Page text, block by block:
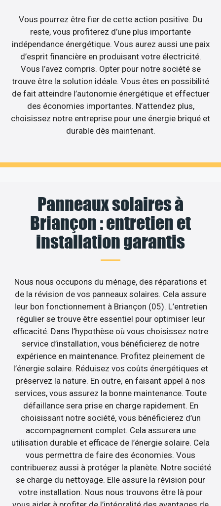
Vous pourrez être fier de cette action positive. Du
reste, vous profiterez d’une plus importante
indépendance énergétique. Vous aurez aussi une paix
d’esprit financière en produisant votre électricité.
Vous l’avez compris. Opter pour notre société se
trouve être la solution idéale. Vous êtes en possibilité
de fait atteindre l’autonomie énergétique et effectuer
des économies importantes. N’attendez plus,
choisissez notre entreprise pour une énergie briqué et
durable dès maintenant.
Panneaux solaires à
Briançon : entretien et
installation garantis
Nous nous occupons du ménage, des réparations et
de la révision de vos panneaux solaires. Cela assure
leur bon fonctionnement à Briançon (05). L’entretien
régulier se trouve être essentiel pour optimiser leur
efficacité. Dans l’hypothèse où vous choisissez notre
service d’installation, vous bénéficierez de notre
expérience en maintenance. Profitez pleinement de
l’énergie solaire. Réduisez vos coûts énergétiques et
préservez la nature. En outre, en faisant appel à nos
services, vous assurez la bonne maintenance. Toute
défaillance sera prise en charge rapidement. En
choisissant notre société, vous bénéficierez d’un
accompagnement complet. Cela assurera une
utilisation durable et efficace de l’énergie solaire. Cela
vous permettra de faire des économies. Vous
contribuerez aussi à protéger la planète. Notre société
se charge du nettoyage. Elle assure la révision pour
votre installation. Nous nous trouvons être là pour